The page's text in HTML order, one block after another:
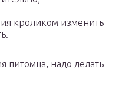
кроликом изменить
питомца, надо делать